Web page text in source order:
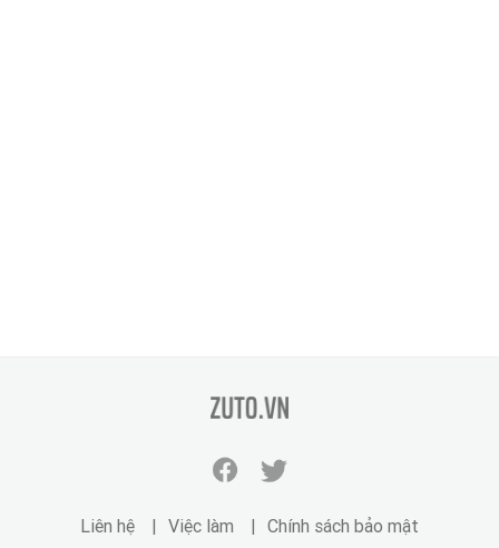
zuto.vn
Liên hệ Việc làm Chính sách bảo mật
Facebook
zuto.vn
Twitter
zuto.vn